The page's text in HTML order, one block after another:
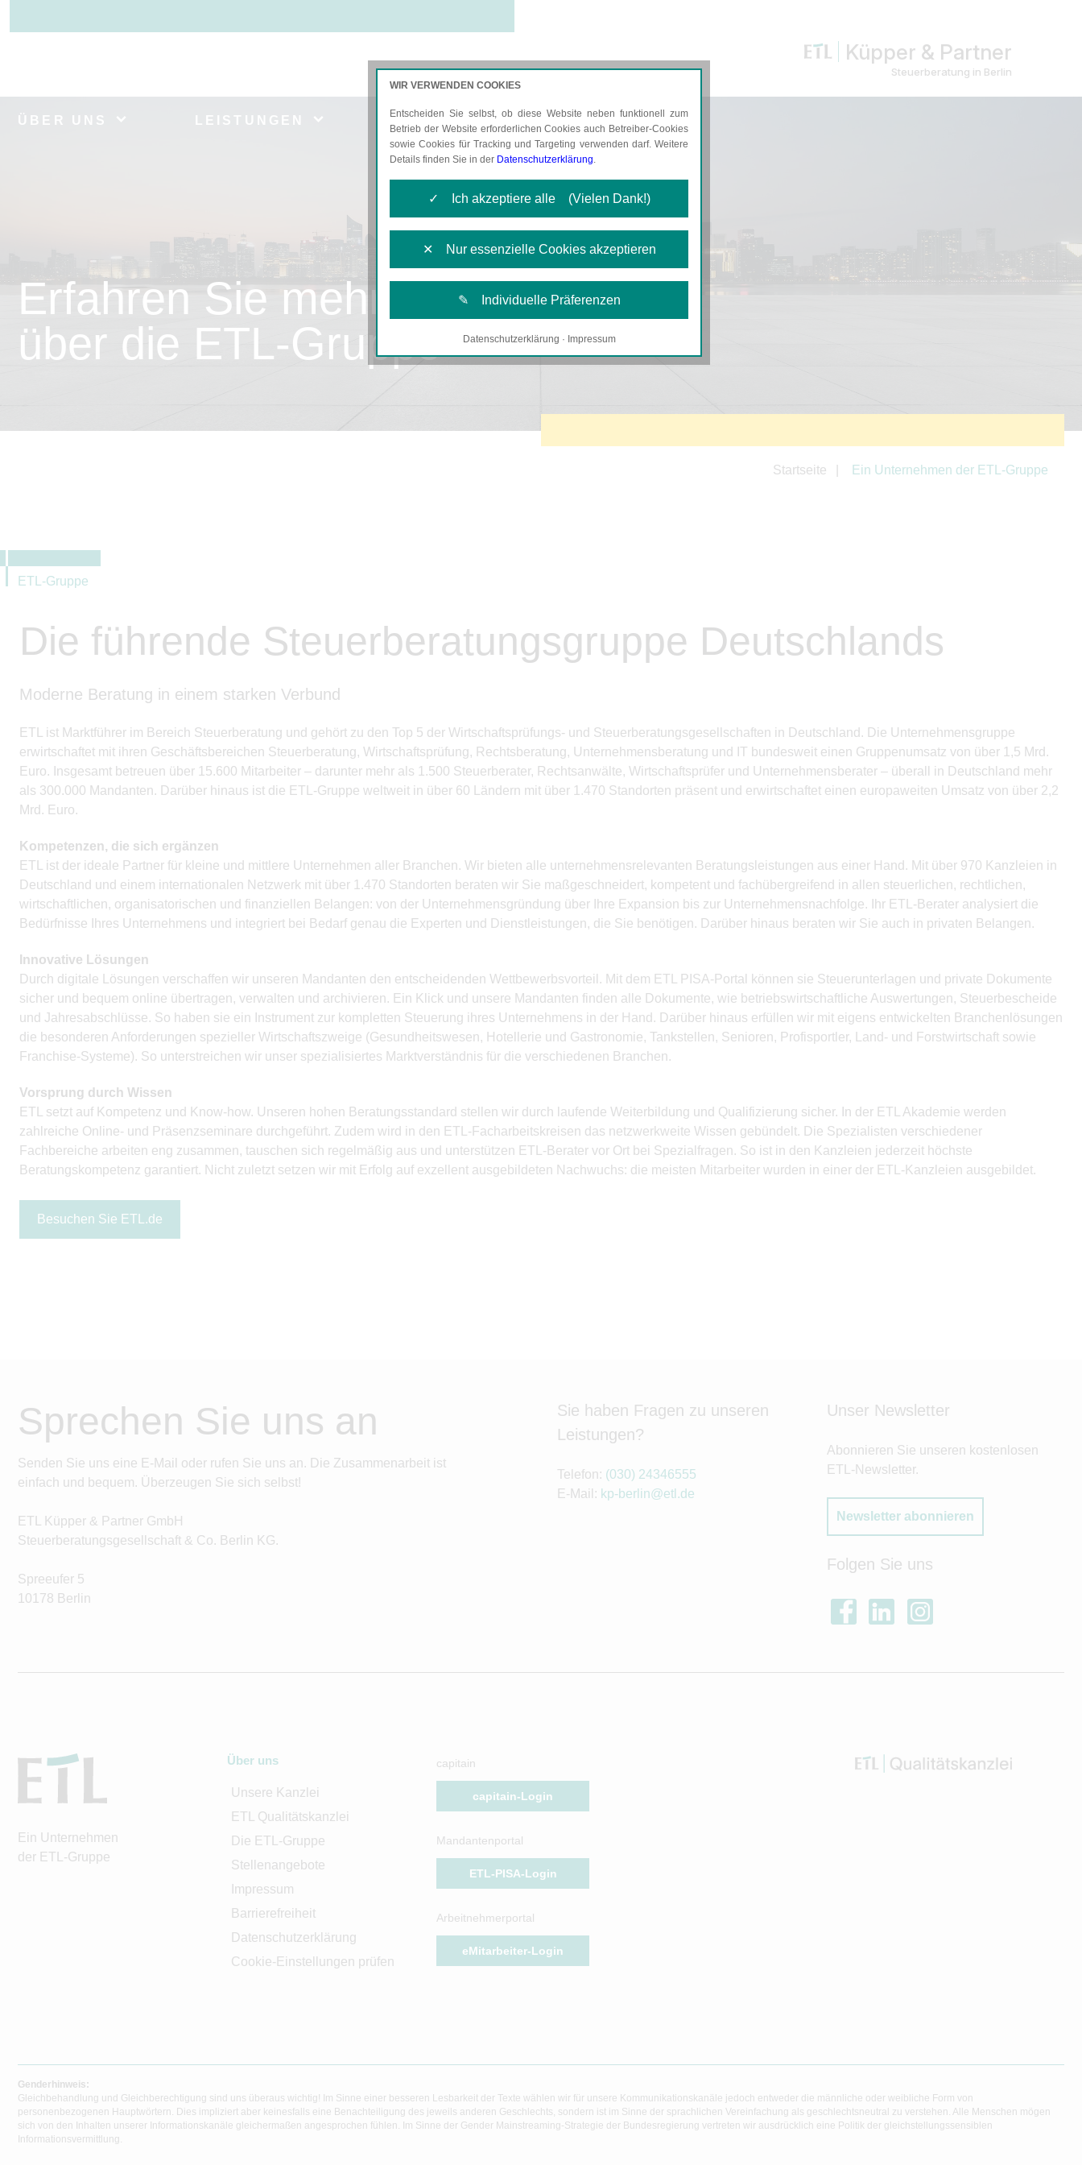
Küpper & Partner
Steuerberatung in Berlin
ÜBER UNS LEISTUNGEN AKTUELLES KARRIERE
Erfahren Sie mehr
über die ETL-Gruppe
Startseite Ein Unternehmen der ETL-Gruppe
ETL-Gruppe
Die führende Steuerberatungsgruppe Deutschlands
Moderne Beratung in einem starken Verbund
ETL ist Marktführer im Bereich Steuerberatung und gehört zu den Top 5 der Wirtschaftsprüfungs- und Steuerberatungsgesellschaften in Deutschland. Die Unternehmensgruppe
erwirtschaftet mit ihren Geschäftsbereichen Steuerberatung, Wirtschaftsprüfung, Rechtsberatung, Unternehmensberatung und IT bundesweit einen Gruppenumsatz von über 1,5 Mrd.
Euro. Insgesamt betreuen über 15.600 Mitarbeiter – darunter mehr als 1.500 Steuerberater, Rechtsanwälte, Wirtschaftsprüfer und Unternehmensberater – überall in Deutschland mehr
als 300.000 Mandanten. Darüber hinaus ist die ETL-Gruppe weltweit in über 60 Ländern mit über 1.470 Standorten präsent und erwirtschaftet einen europaweiten Umsatz von über 2,2
Mrd. Euro.
Kompetenzen, die sich ergänzen
ETL ist der ideale Partner für kleine und mittlere Unternehmen aller Branchen. Wir bieten alle unternehmensrelevanten Beratungsleistungen aus einer Hand. Mit über 970 Kanzleien in
Deutschland und einem internationalen Netzwerk mit über 1.470 Standorten beraten wir Sie maßgeschneidert, kompetent und fachübergreifend in allen steuerlichen, rechtlichen,
wirtschaftlichen, organisatorischen und finanziellen Belangen: von der Unternehmensgründung über Ihre Expansion bis zur Unternehmensnachfolge. Ihr ETL-Berater analysiert die
Bedürfnisse Ihres Unternehmens und integriert bei Bedarf genau die Experten und Dienstleistungen, die Sie benötigen. Darüber hinaus beraten wir Sie auch in privaten Belangen.
Innovative Lösungen
Durch digitale Lösungen verschaffen wir unseren Mandanten den entscheidenden Wettbewerbsvorteil. Mit dem ETL PISA-Portal können sie Steuerunterlagen und private Dokumente
sicher und bequem online übertragen, verwalten und archivieren. Ein Klick und unsere Mandanten finden alle Dokumente, wie betriebswirtschaftliche Auswertungen, Steuerbescheide
und Jahresabschlüsse. So haben sie ein Instrument zur kompletten Steuerung ihres Unternehmens in der Hand. Darüber hinaus erfüllen wir mit eigens entwickelten Branchenlösungen
die besonderen Anforderungen spezieller Wirtschaftszweige (Gesundheitswesen, Hotellerie und Gastronomie, Tankstellen, Senioren, Profisportler, Land- und Forstwirtschaft sowie
Franchise-Systeme). So unterstreichen wir unser spezialisiertes Marktverständnis für die verschiedenen Branchen.
Vorsprung durch Wissen
ETL setzt auf Kompetenz und Know-how. Unseren hohen Beratungsstandard stellen wir durch laufende Weiterbildung und Qualifizierung sicher. In der ETL Akademie werden
zahlreiche Online- und Präsenzseminare durchgeführt. Zudem wird in den ETL-Facharbeitskreisen das netzwerkweite Wissen gebündelt. Die Spezialisten verschiedener
Fachbereiche arbeiten eng zusammen, tauschen sich regelmäßig aus und unterstützen ETL-Berater vor Ort bei Spezialfragen. So ist in den Kanzleien jederzeit höchste
Beratungskompetenz garantiert. Nicht zuletzt setzen wir mit Erfolg auf exzellent ausgebildeten Nachwuchs: die meisten Mitarbeiter wurden in einer der ETL-Kanzleien ausgebildet.
Besuchen Sie ETL.de
Sprechen Sie uns an
Senden Sie uns eine E-Mail oder rufen Sie uns an. Die Zusammenarbeit ist
einfach und bequem. Überzeugen Sie sich selbst!
ETL Küpper & Partner GmbH
Steuerberatungsgesellschaft & Co. Berlin KG.
Spreeufer 5
10178 Berlin
Sie haben Fragen zu unseren
Leistungen?
Telefon: (030) 24346555
E-Mail: kp-berlin@etl.de
Unser Newsletter
Abonnieren Sie unseren kostenlosen
ETL-Newsletter.
Newsletter abonnieren
Folgen Sie uns
Ein Unternehmen
der ETL-Gruppe
Über uns
Unsere Kanzlei
ETL Qualitätskanzlei
Die ETL-Gruppe
Stellenangebote
Impressum
Barrierefreiheit
Datenschutzerklärung
Cookie-Einstellungen prüfen
capitain
capitain-Login
Mandantenportal
ETL-PISA-Login
Arbeitnehmerportal
eMitarbeiter-Login
Genderhinweis:
Gleichbehandlung und Gleichberechtigung sind uns überaus wichtig! Im Sinne einer besseren Lesbarkeit der Texte wählen wir für unsere Kommunikationskanäle jedoch entweder die männliche oder weibliche Form von
personenbezogenen Hauptwörtern. Dies impliziert aber keinesfalls eine Benachteiligung des jeweils anderen Geschlechts, sondern ist im Sinne der sprachlichen Vereinfachung als geschlechtsneutral zu verstehen. Alle Menschen mögen
sich von den Inhalten unserer Informationskanäle gleichermaßen angesprochen fühlen. Im Sinne der Gender Mainstreaming-Strategie der Bundesregierung vertreten wir ausdrücklich eine Politik der gleichstellungssensiblen
Informationsvermittlung.
WIR VERWENDEN COOKIES
Entscheiden Sie selbst, ob diese Website neben funktionell zum
Betrieb der Website erforderlichen Cookies auch Betreiber-Cookies
sowie Cookies für Tracking und Targeting verwenden darf. Weitere
Details finden Sie in der Datenschutzerklärung.
✓ Ich akzeptiere alle (Vielen Dank!)
✕ Nur essenzielle Cookies akzeptieren
✎ Individuelle Präferenzen
Notwendige Cookies
Diese Cookies sind erforderlich, um die grundlegende
Datenschutzerklärung · Impressum